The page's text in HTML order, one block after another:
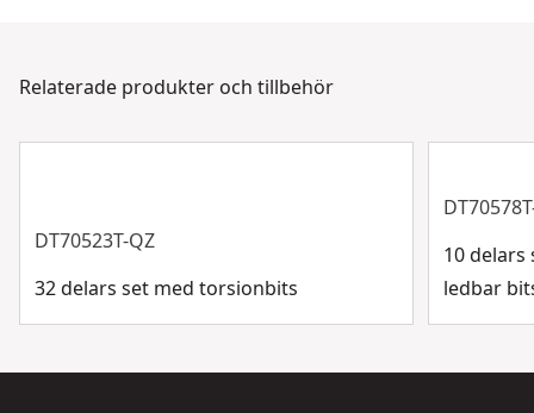
Bitsdiameter
Kundsupport
Relaterade produkter och tillbehör
DT70523T-QZ
32 delars set med torsionbits
10
ledbar